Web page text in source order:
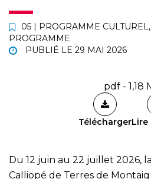
05 | PROGRAMME CULTUREL,
PROGRAMME
PUBLIÉ LE 29 MAI 2026
pdf - 1,18
TéléchargerLire
Du 12 juin au 22 juillet 2026,
Calliopé de Terres de